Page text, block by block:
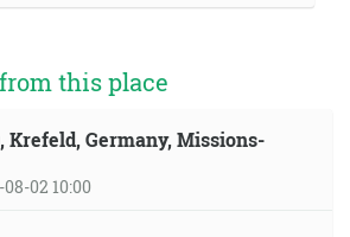
this place
Krefeld, Germany, Missions-
02 10:00